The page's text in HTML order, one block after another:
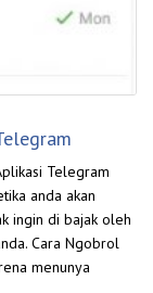
Telegram
anda akan
ingin di bajak oleh
Cara Ngobrol
menunya